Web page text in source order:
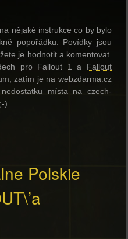
nějaké instrukce co by bylo
popořádku: Povídky jsou
je hodnotit a komentovat.
pro Fallout 1 a Fallout
zatím je na webzdarma.cz
místa na czech-
)
Polskie